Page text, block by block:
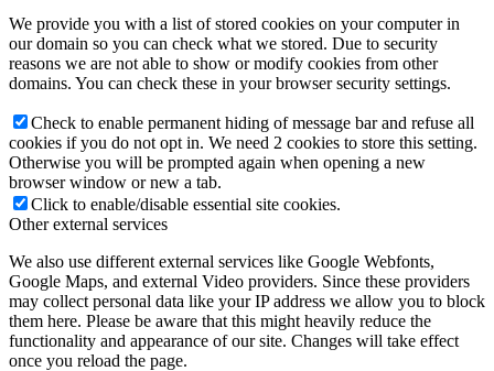
We provide you with a list of stored cookies on your computer in
our domain so you can check what we stored. Due to security
reasons we are not able to show or modify cookies from other
domains. You can check these in your browser security settings.
Check to enable permanent hiding of message bar and refuse all
cookies if you do not opt in. We need 2 cookies to store this setting.
Otherwise you will be prompted again when opening a new
browser window or new a tab.
Click to enable/disable essential site cookies.
Other external services
We also use different external services like Google Webfonts,
Google Maps, and external Video providers. Since these providers
may collect personal data like your IP address we allow you to block
them here. Please be aware that this might heavily reduce the
functionality and appearance of our site. Changes will take effect
once you reload the page.